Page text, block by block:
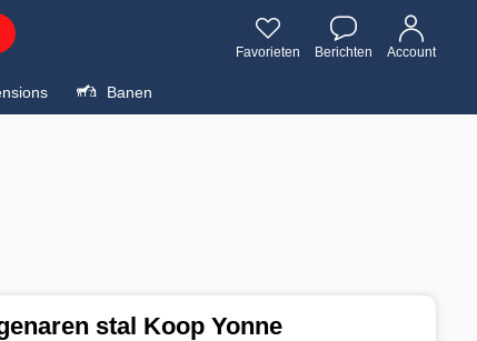
Favorieten Berichten Account
Banen
stal Koop Yonne